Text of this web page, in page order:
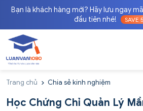
Bạn là khách hàng mới? Hãy lưu ngay
đầu tiên nhé!
SAVE
Trang chủ Chia sẻ kinh nghiệm
Học Chứng Chỉ Quản Lý